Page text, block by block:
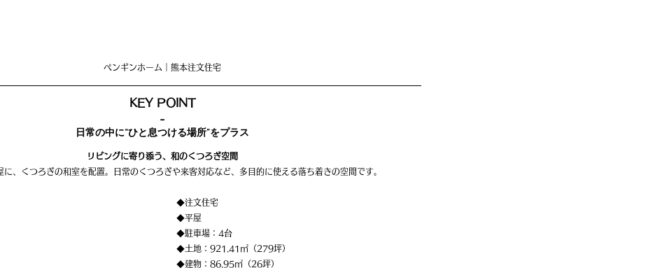
ペンギンホーム｜熊本注文住宅
KEY POINT
-
日常の中に“ひと息つける場所”をプラス
リビングに寄り添う、和のくつろぎ空間
に、くつろぎの和室を配置。日常のくつろぎや来客対応など、多目的に使える落ち着きの空間です。
◆注文住宅
◆平屋
◆駐車場：4台
◆土地：921.41㎡（279坪）
◆建物：86.95㎡（26坪）